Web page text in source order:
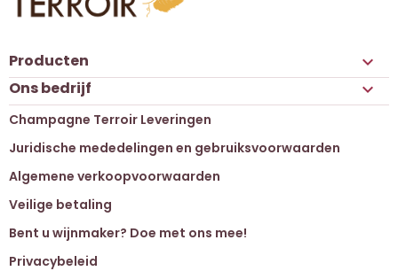
Producten 
Ons bedrijf 
Champagne Terroir Leveringen
Juridische mededelingen en gebruiksvoorwaarden
Algemene verkoopvoorwaarden
Veilige betaling
Bent u wijnmaker? Doe met ons mee!
Privacybeleid